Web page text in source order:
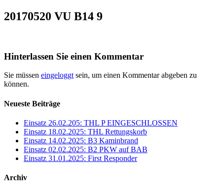
20170520 VU B14 9
Hinterlassen Sie einen Kommentar
Sie müssen eingeloggt sein, um einen Kommentar abgeben zu
können.
Neueste Beiträge
Einsatz 26.02.205: THL P EINGESCHLOSSEN
Einsatz 18.02.2025: THL Rettungskorb
Einsatz 14.02.2025: B3 Kaminbrand
Einsatz 02.02.2025: B2 PKW auf BAB
Einsatz 31.01.2025: First Responder
Archiv